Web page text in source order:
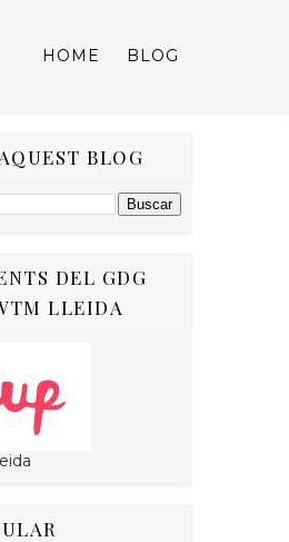
HOME BLOG
BLOG
DEL GDG
LLEIDA